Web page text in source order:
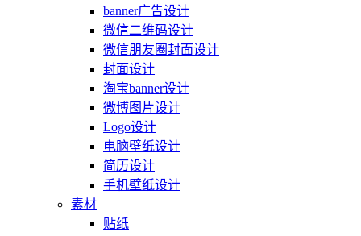
banner广告设计
微信二维码设计
微信朋友圈封面设计
封面设计
淘宝banner设计
微博图片设计
Logo设计
电脑壁纸设计
简历设计
手机壁纸设计
素材
贴纸